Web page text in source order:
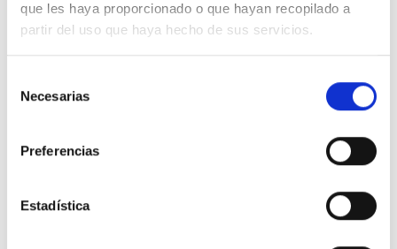
que les haya proporcionado o que hayan recopilado a
partir del uso que haya hecho de sus servicios.
Necesarias
Preferencias
Estadística